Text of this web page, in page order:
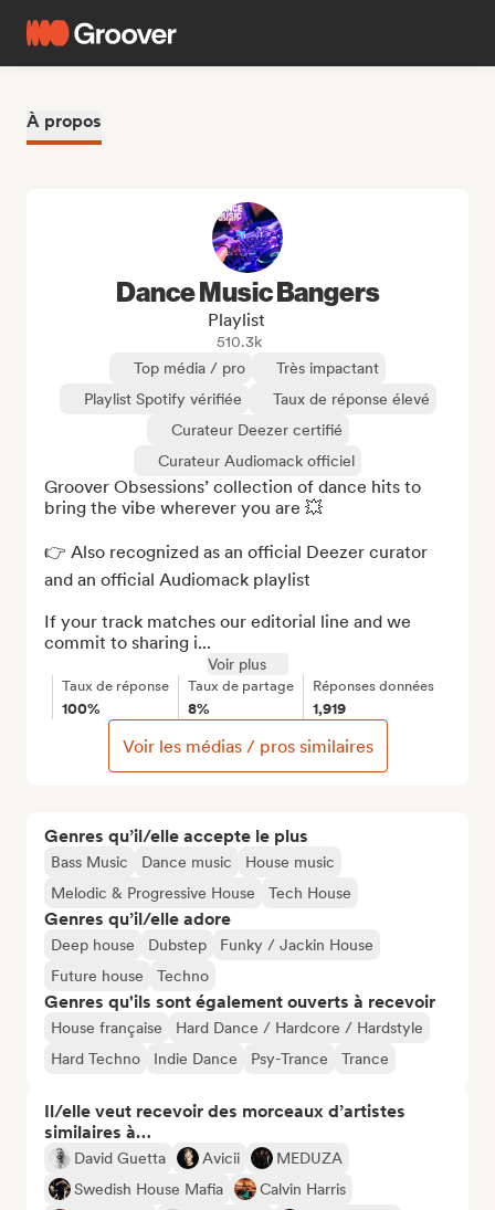
À propos
Genres qu’il/elle accepte le plus
Bass Music Dance music
House music
Melodic & Progressive House
Tech House
Genres qu’il/elle adore
Deep house Dubstep
Funky / Jackin House
Future house
Techno
Genres qu'ils sont également ouverts à recevoir
House française
Hard Dance / Hardcore / Hardstyle
Hard Techno
Indie Dance Psy-Trance Trance
Il/elle veut recevoir des morceaux d’artistes
similaires à…
David Guetta Avicii
MEDUZA
Swedish House Mafia
Calvin Harris
Dance Music Bangers
Playlist
510.3k
Top média / pro
Très impactant
Playlist Spotify vérifiée
Taux de réponse élevé
Curateur Deezer certifié
Curateur Audiomack officiel
Groover Obsessions’ collection of dance hits to
bring the vibe wherever you are 💥
👉 Also recognized as an official Deezer curator
and an official Audiomack playlist
If your track matches our editorial line and we
commit to sharing i...
Voir plus
Taux de réponse
100%
Taux de partage
8%
Réponses données
1,919
Voir les médias / pros similaires